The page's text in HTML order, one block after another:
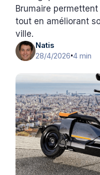
Brumaire
tout en améliorant
ville.
Natis
28/4/2026•4 min